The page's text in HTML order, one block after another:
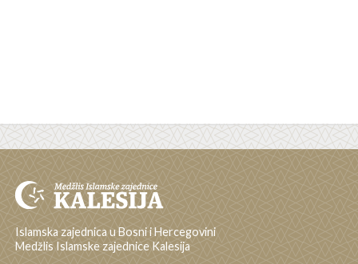
Islamska zajednica u Bosni i Hercegovini
Medžlis Islamske zajednice Kalesija